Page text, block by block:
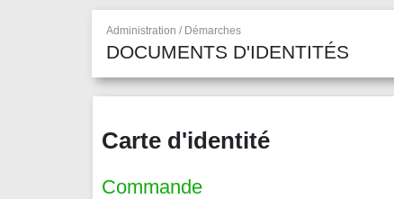
Administration / Démarches
DOCUMENTS D'IDENTITÉS
Carte d'identité
Commande